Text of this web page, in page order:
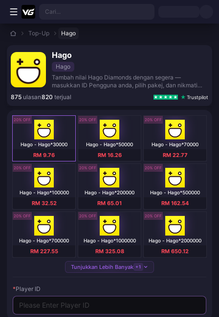
Langkau ke kandungan utama
Cari...
Top-Up Hago
Hago
Hago
Tambah nilai Hago Diamonds dengan segera —
masukkan ID Pengguna anda, pilih pakej, dan nikmati
penghantaran global yang pantas dengan pembayaran
selamat.
875 ulasan820 terjual Trustpilot
20% OFF
Hago - Hago*30000
RM 9.76
20% OFF
Hago - Hago*50000
RM 16.26
20% OFF
Hago - Hago*70000
RM 22.77
20% OFF
Hago - Hago*100000
RM 32.52
20% OFF
Hago - Hago*200000
RM 65.01
20% OFF
Hago - Hago*500000
RM 162.54
20% OFF
Hago - Hago*700000
RM 227.55
20% OFF
Hago - Hago*1000000
RM 325.08
20% OFF
Hago - Hago*2000000
RM 650.12
Tunjukkan Lebih Banyak +1
*Player ID